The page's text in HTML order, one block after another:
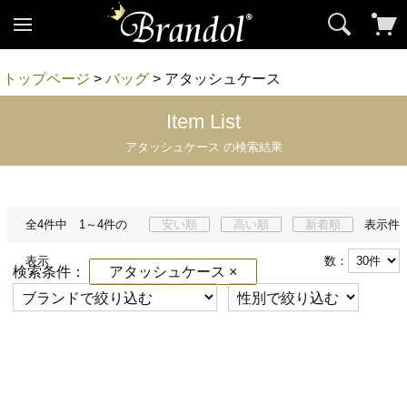
トップページ >バッグ > アタッシュケース
Item List
アタッシュケース の検索結果
全4件中 1～4件の
表示
安い順 高い順 新着順 表示件
数：
検索条件： アタッシュケース ×